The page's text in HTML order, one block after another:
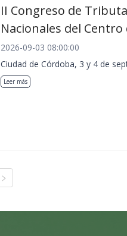
II Congreso de
Nacionales del Centro
2026-09-03 08:00:00
Ciudad de Córdoba, 3 y 4 de
Leer más